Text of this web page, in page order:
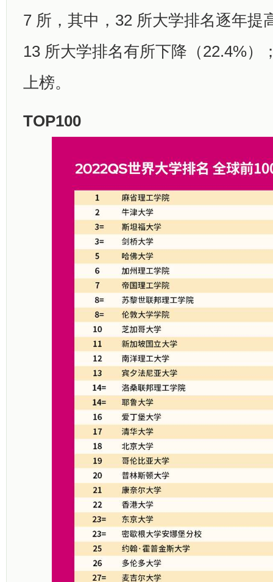
7 所，其中，32 所大学排名逐年提
13 所大学排名有所下降（22.4%）
上榜。
TOP100